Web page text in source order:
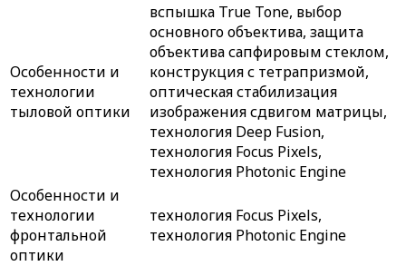
Особенности и
технологии
тыловой оптики
вспышка True Tone, выбор
основного объектива, защита
объектива сапфировым стеклом,
конструкция с тетрапризмой,
оптическая стабилизация
изображения сдвигом матрицы,
технология Deep Fusion,
технология Focus Pixels,
технология Photonic Engine
Особенности и
технологии
фронтальной
оптики
технология Focus Pixels,
технология Photonic Engine